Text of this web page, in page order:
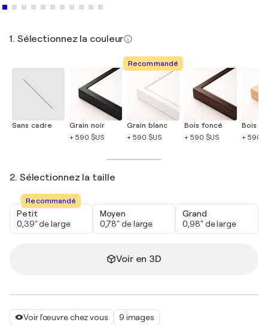
Voir l'œuvre chez vous
9 images
1. Sélectionnez la couleur
Sans cadre
Grain noir
+ 590 $US
Recommandé
Grain blanc
+ 590 $US
Bois foncé
+ 590 $US
Bois
+ 590
2. Sélectionnez la taille
Recommandé
Petit
0,39" de large
Moyen
0,78" de large
Grand
0,98" de large
Voir en 3D